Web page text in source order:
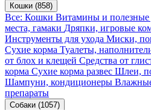
Кошки (858)
Все: Кошки Витамины и полезные
места, гамаки Дряпки, игровые
Инструменты для ухода Миски,
Сухие корма Туалеты,
от блох и клещей Средства от
корма Сухие корма развес Шлеи,
Шампуни, кондиционеры
препараты
Собаки (1057)